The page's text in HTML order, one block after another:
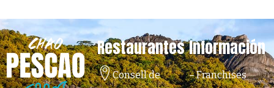
Restaurantes
Consell de
Información
–Franchises